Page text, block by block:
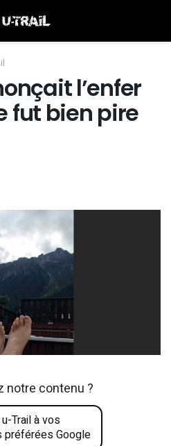
l’enfer
fut bien pire
notre contenu ?
Trail à vos
préférées Google